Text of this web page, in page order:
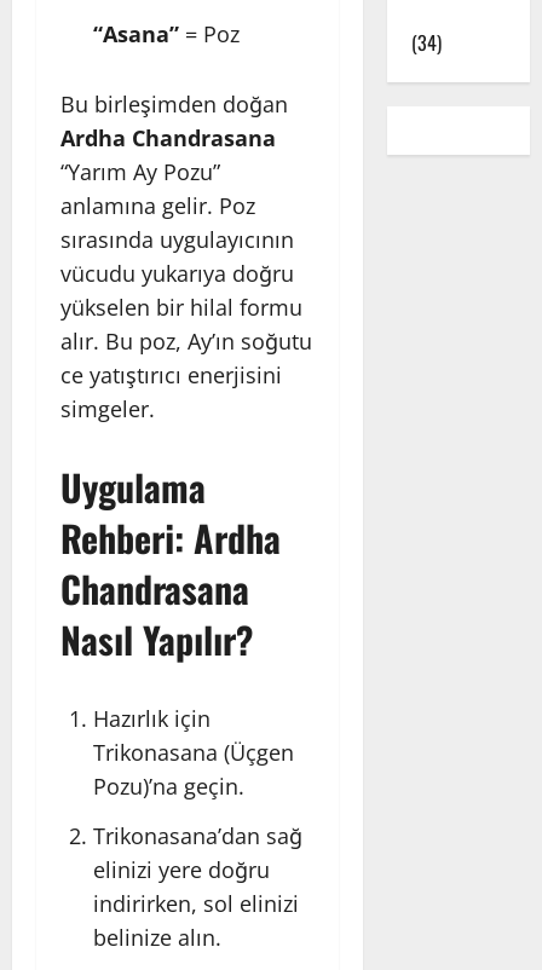
“Asana” = Poz
Bu birleşimden doğan
Ardha Chandrasana
“Yarım Ay Pozu”
anlamına gelir. Poz
sırasında uygulayıcının
vücudu yukarıya doğru
yükselen bir hilal formu
alır. Bu poz, Ay’ın soğutu
ce yatıştırıcı enerjisini
simgeler.
Uygulama
Rehberi: Ardha
Chandrasana
Nasıl Yapılır?
Hazırlık için
Trikonasana (Üçgen
Pozu)’na geçin.
Trikonasana’dan sağ
elinizi yere doğru
indirirken, sol elinizi
belinize alın.
(34)